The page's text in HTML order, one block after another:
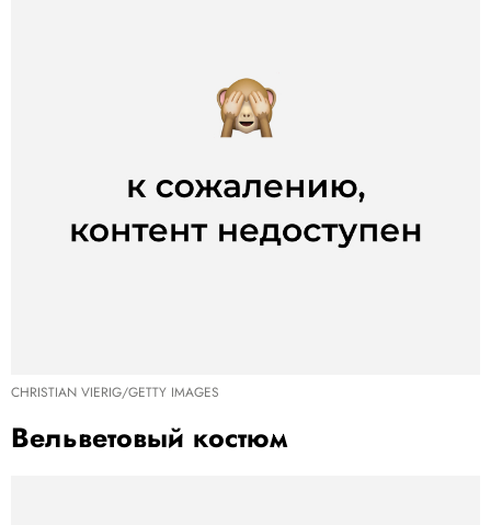
CHRISTIAN VIERIG/GETTY IMAGES
Вельветовый костюм